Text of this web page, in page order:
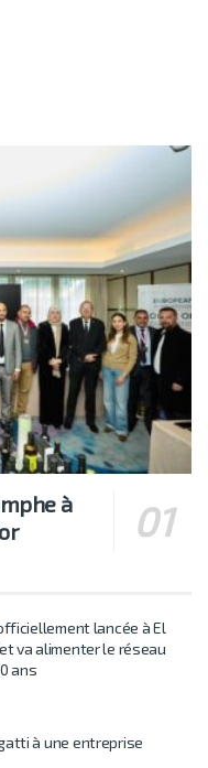
à
lancée à El
va alimenter le réseau
ans
à une entreprise